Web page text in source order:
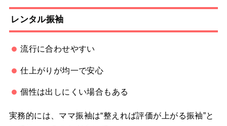
レンタル振袖
流行に合わせやすい
仕上がりが均一で安心
個性は出しにくい場合もある
実務的には、ママ振袖は“整えれば評価が上がる振袖”と